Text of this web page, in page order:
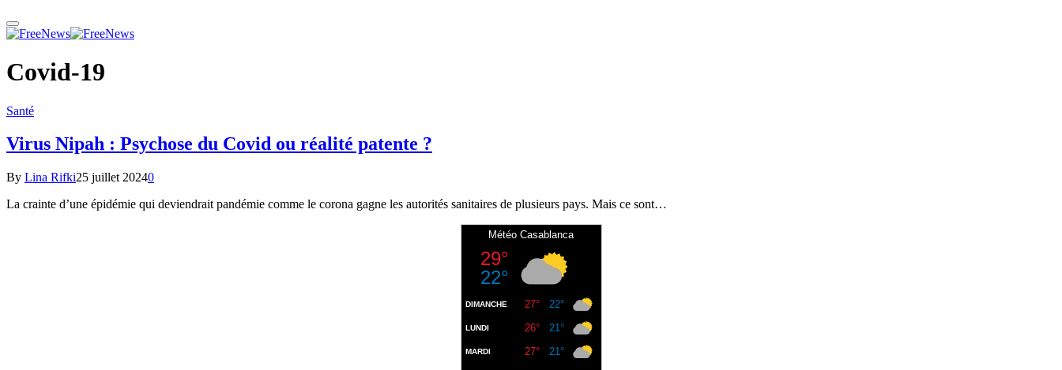
Covid-19
Santé
Virus Nipah : Psychose du Covid ou réalité patente ?
By Lina Rifki25 juillet 20240
La crainte d’une épidémie qui deviendrait pandémie comme le corona gagne les autorités sanitaires de plusieurs pays. Mais ce sont…